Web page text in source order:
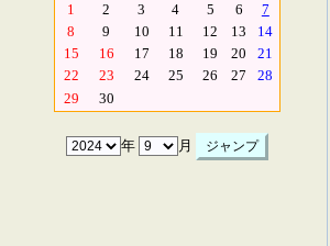
1
2 3 4 5 6
7
8
9 10 11 12 13
14
15
16 17 18 19 20
21
22
23 24 25 26 27
28
29
30
年 月